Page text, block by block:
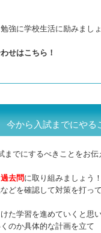
強に学校生活に励みまし
せはこちら！
から入試までにやる
までにするべきことをお伝
過去問に取り組みましょう
どを確認して対策を打っ
た学習を進めていくと思
のか具体的な計画を立て